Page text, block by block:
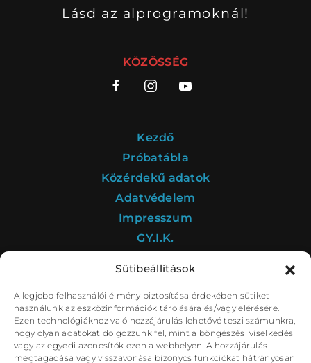
Sütibeállítások
A legjobb felhasználói élmény biztosítása érdekében sütiket
használunk az eszközinformációk tárolására és/vagy elérésére.
Ezen technológiákhoz való hozzájárulás lehetővé teszi számunkra,
hogy olyan adatokat dolgozzunk fel, mint a böngészési viselkedés
vagy az egyedi azonosítók ezen a webhelyen. A hozzájárulás
megtagadása vagy visszavonása bizonyos funkciókat hátrányosan
NE BÁNTS VILÁG
DÉRYNÉ TÁRSULAT
PROJEKTEK
DRÁMA E-LEARNING
WEBSHOP
KÖZREMŰKÖDŐK:
STÁB SZAKMAI BIZOTTSÁG
Lásd az alprogramoknál!
KÖZÖSSÉG
Kezdő
Próbatábla
Közérdekű adatok
Adatvédelem
Impresszum
GY.I.K.
A Déryné Program kultúrstratégiai intézménye a
Nemzeti Színház.